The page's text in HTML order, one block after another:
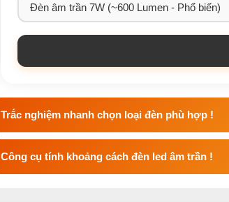
Trắc nghiệm nhanh chọn loại đèn phù hợp !
Công cụ tính khoảng cách đèn led âm trần !